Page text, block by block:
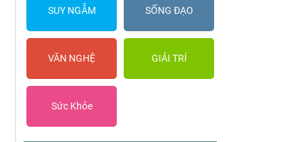
SUY NGẪM SỐNG ĐẠO
VĂN NGHỆ GIẢI TRÍ
Sức Khỏe